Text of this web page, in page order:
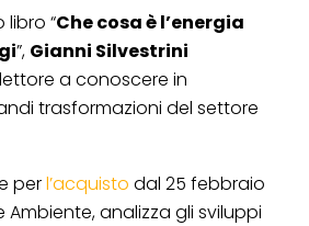
libro “Che cosa è l’energia
”, Gianni Silvestrini
a conoscere in
trasformazioni del settore
perl’acquisto dal 25 febbraio
analizza gli sviluppi